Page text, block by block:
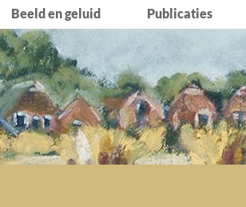
Beeld en geluid Publicaties